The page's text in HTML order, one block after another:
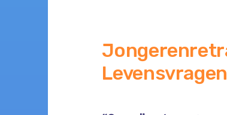
Levensvragen